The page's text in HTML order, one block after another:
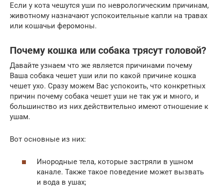
Если у кота чешутся уши по неврологическим причинам,
животному назначают успокоительные капли на травах
или кошачьи феромоны.
Почему кошка или собака трясут головой?
Давайте узнаем что же является причинами почему
Ваша собака чешет уши или по какой причине кошка
чешет ухо. Сразу можем Вас успокоить, что конкретных
причин почему собака чешет уши не так уж и много, и
большинство из них действительно имеют отношение к
ушам.
Вот основные из них:
Инородные тела, которые застряли в ушном
канале. Также такое поведение может вызвать
и вода в ушах;